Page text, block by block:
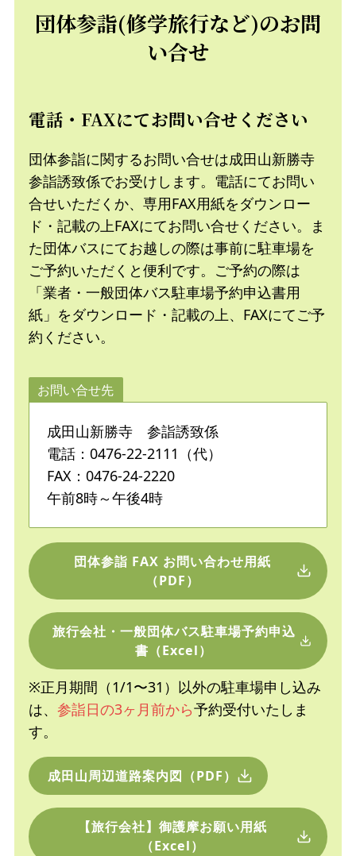
団体参詣(修学旅行など)のお問
い合せ
電話・FAXにてお問い合せください
団体参詣に関するお問い合せは成田山新勝寺
参詣誘致係でお受けします。電話にてお問い
合せいただくか、専用FAX用紙をダウンロー
ド・記載の上FAXにてお問い合せください。ま
た団体バスにてお越しの際は事前に駐車場を
ご予約いただくと便利です。ご予約の際は
「業者・一般団体バス駐車場予約申込書用
紙」をダウンロード・記載の上、FAXにてご予
約ください。
お問い合せ先
成田山新勝寺 参詣誘致係
電話：0476-22-2111（代）
FAX：0476-24-2220
午前8時～午後4時
団体参詣 FAX お問い合わせ用紙
（PDF）
旅行会社・一般団体バス駐車場予約申込
書（Excel）
※正月期間（1/1〜31）以外の駐車場申し込み
は、 参詣日の3ヶ月前から予約受付いたしま
す。
成田山周辺道路案内図（PDF）
【旅行会社】御護摩お願い用紙
（Excel）